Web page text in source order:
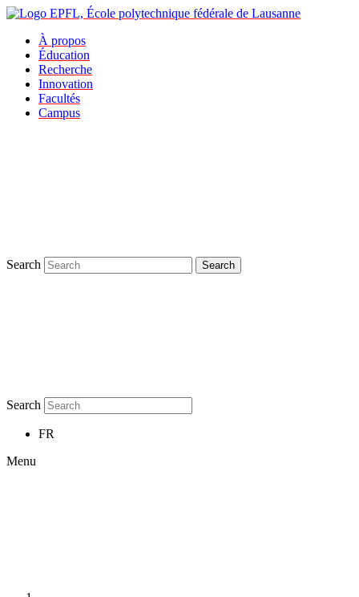
À propos
Éducation
Recherche
Innovation
Facultés
Campus
Search Search
Search
FR
Menu